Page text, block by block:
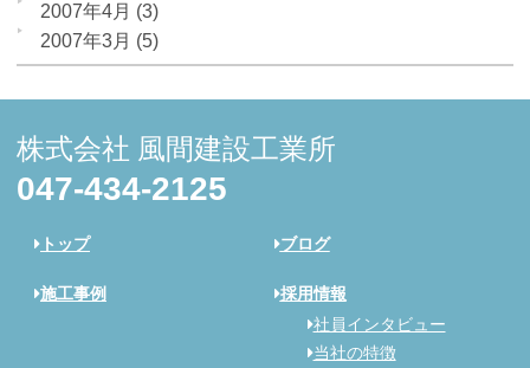
2007年4月 (3)
2007年3月 (5)
株式会社 風間建設工業所
047-434-2125
トップ ブログ
施工事例
採用情報
社員インタビュー
当社の特徴